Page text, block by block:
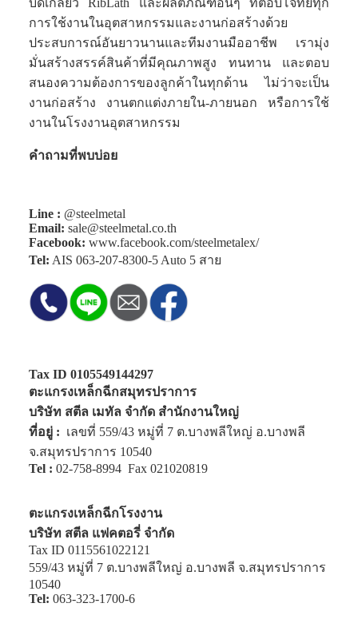
บิดเกลียว RibLath และผลิตภัณฑ์อื่นๆ ที่ตอบโจทย์ทุก
การใช้งานในอุตสาหกรรมและงานก่อสร้างด้วย
ประสบการณ์อันยาวนานและทีมงานมืออาชีพ เรามุ่ง
มั่นสร้างสรรค์สินค้าที่มีคุณภาพสูง ทนทาน และตอบ
สนองความต้องการของลูกค้าในทุกด้าน ไม่ว่าจะเป็น
งานก่อสร้าง งานตกแต่งภายใน-ภายนอก หรือการใช้
งานในโรงงานอุตสาหกรรม
คำถามที่พบบ่อย
Line : @steelmetal
Email: sale@steelmetal.co.th
Facebook: www.facebook.com/steelmetalex/
Tel: AIS 063-207-8300-5Auto 5 สาย
Tax ID 0105549144297
ตะแกรงเหล็กฉีกสมุทรปราการ
บริษัท สตีล เมทัล จำกัด สำนักงานใหญ่
ที่อยู่ : เลขที่ 559/43 หมู่ที่ 7 ต.บางพลีใหญ่ อ.บางพลี
จ.สมุทรปราการ 10540
Tel : 02-758-8994Fax 021020819
ตะแกรงเหล็กฉีกโรงงาน
บริษัท สตีล แฟคตอรี่ จำกัด
Tax ID 0115561022121
559/43 หมู่ที่ 7 ต.บางพลีใหญ่ อ.บางพลี จ.สมุทรปราการ
10540
Tel: 063-323-1700-6